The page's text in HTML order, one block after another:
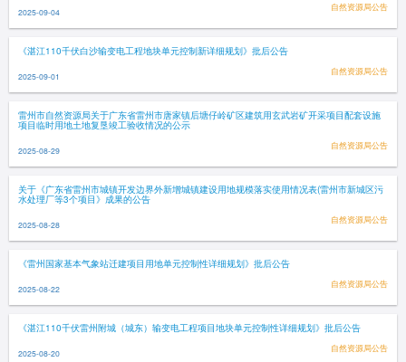
2025-09-04 自然资源局公告
《湛江110千伏白沙输变电工程地块单元控制新详细规划》批后公告
2025-09-01 自然资源局公告
雷州市自然资源局关于广东省雷州市唐家镇后塘仔岭矿区建筑用玄武岩矿开采项目配套设施
项目临时用地土地复垦竣工验收情况的公示
2025-08-29 自然资源局公告
关于《广东省雷州市城镇开发边界外新增城镇建设用地规模落实使用情况表(雷州市新城区污
水处理厂等3个项目》成果的公告
2025-08-28 自然资源局公告
《雷州国家基本气象站迁建项目用地单元控制性详细规划》批后公告
2025-08-22 自然资源局公告
《湛江110千伏雷州附城（城东）输变电工程项目地块单元控制性详细规划》批后公告
2025-08-20 自然资源局公告